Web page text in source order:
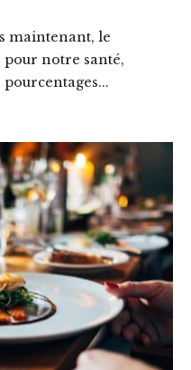
maintenant, le
notre santé,
...